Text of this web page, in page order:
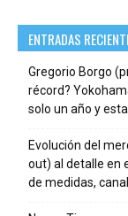
ENTRADAS
Gregorio Borgo
récord?
solo un año y
Evolución del
out) al detalle en
de medidas,